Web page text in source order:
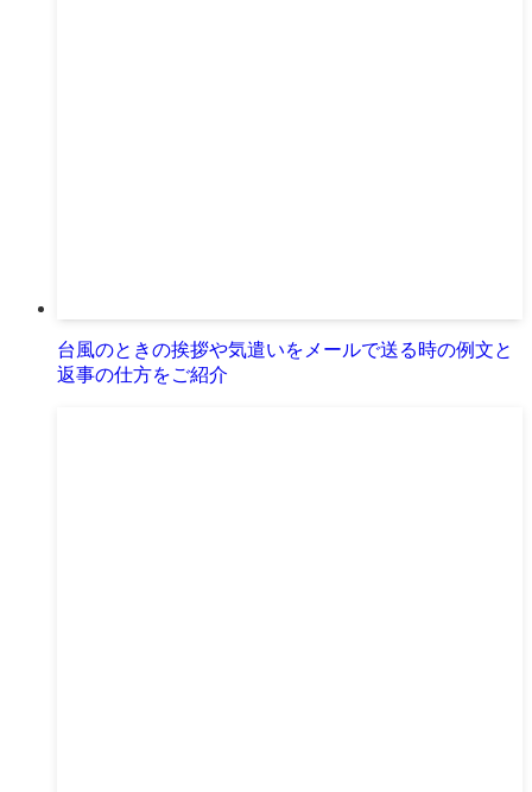
台風のときの挨拶や気遣いをメールで送る時の例文と
返事の仕方をご紹介